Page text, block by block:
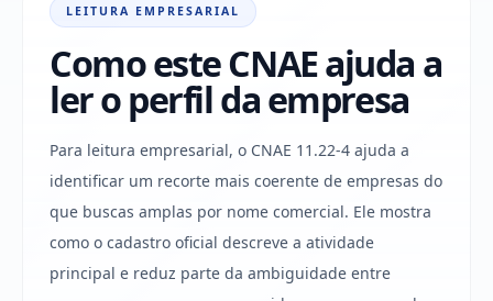
LEITURA EMPRESARIAL
Como este CNAE ajuda a
ler o perfil da empresa
Para leitura empresarial, o CNAE 11.22-4 ajuda a
identificar um recorte mais coerente de empresas do
que buscas amplas por nome comercial. Ele mostra
como o cadastro oficial descreve a atividade
principal e reduz parte da ambiguidade entre